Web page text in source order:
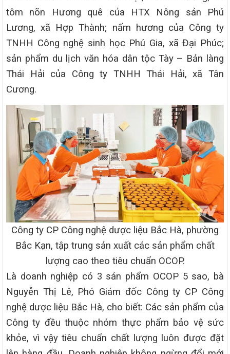
tôm nõn Hương quê của HTX Nông sản Phú
Lương, xã Hợp Thành; nấm hương của Công ty
TNHH Công nghệ sinh học Phú Gia, xã Đại Phúc;
sản phẩm du lịch văn hóa dân tộc Tày – Bản làng
Thái Hải của Công ty TNHH Thái Hải, xã Tân
Cương.
Công ty CP Công nghệ dược liệu Bắc Hà, phường
Bắc Kạn, tập trung sản xuất các sản phẩm chất
lượng cao theo tiêu chuẩn OCOP.
Là doanh nghiệp có 3 sản phẩm OCOP 5 sao, bà
Nguyễn Thị Lê, Phó Giám đốc Công ty CP Công
nghệ dược liệu Bắc Hà, cho biết: Các sản phẩm của
Công ty đều thuộc nhóm thực phẩm bảo vệ sức
khỏe, vì vậy tiêu chuẩn chất lượng luôn được đặt